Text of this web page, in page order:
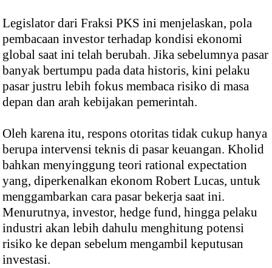
Legislator dari Fraksi PKS ini menjelaskan, pola
pembacaan investor terhadap kondisi ekonomi
global saat ini telah berubah. Jika sebelumnya pasar
banyak bertumpu pada data historis, kini pelaku
pasar justru lebih fokus membaca risiko di masa
depan dan arah kebijakan pemerintah.
Oleh karena itu, respons otoritas tidak cukup hanya
berupa intervensi teknis di pasar keuangan. Kholid
bahkan menyinggung teori rational expectation
yang, diperkenalkan ekonom Robert Lucas, untuk
menggambarkan cara pasar bekerja saat ini.
Menurutnya, investor, hedge fund, hingga pelaku
industri akan lebih dahulu menghitung potensi
risiko ke depan sebelum mengambil keputusan
investasi.